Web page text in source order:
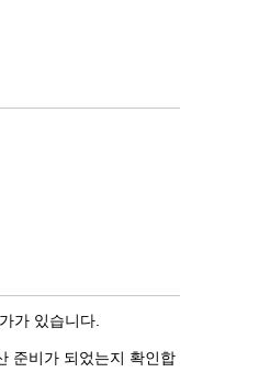
가 있습니다.
준비가 되었는지 확인합